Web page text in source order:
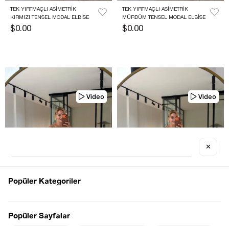
TEK YIRTMAÇLI ASIMETRIK
KIRMIZI TENSEL MODAL ELBISE
$0.00
TEK YIRTMAÇLI ASIMETRIK
MÜRDÜM TENSEL MODAL ELBISE
$0.00
Video Video
✕
Popüler Kategoriler
Popüler Sayfalar